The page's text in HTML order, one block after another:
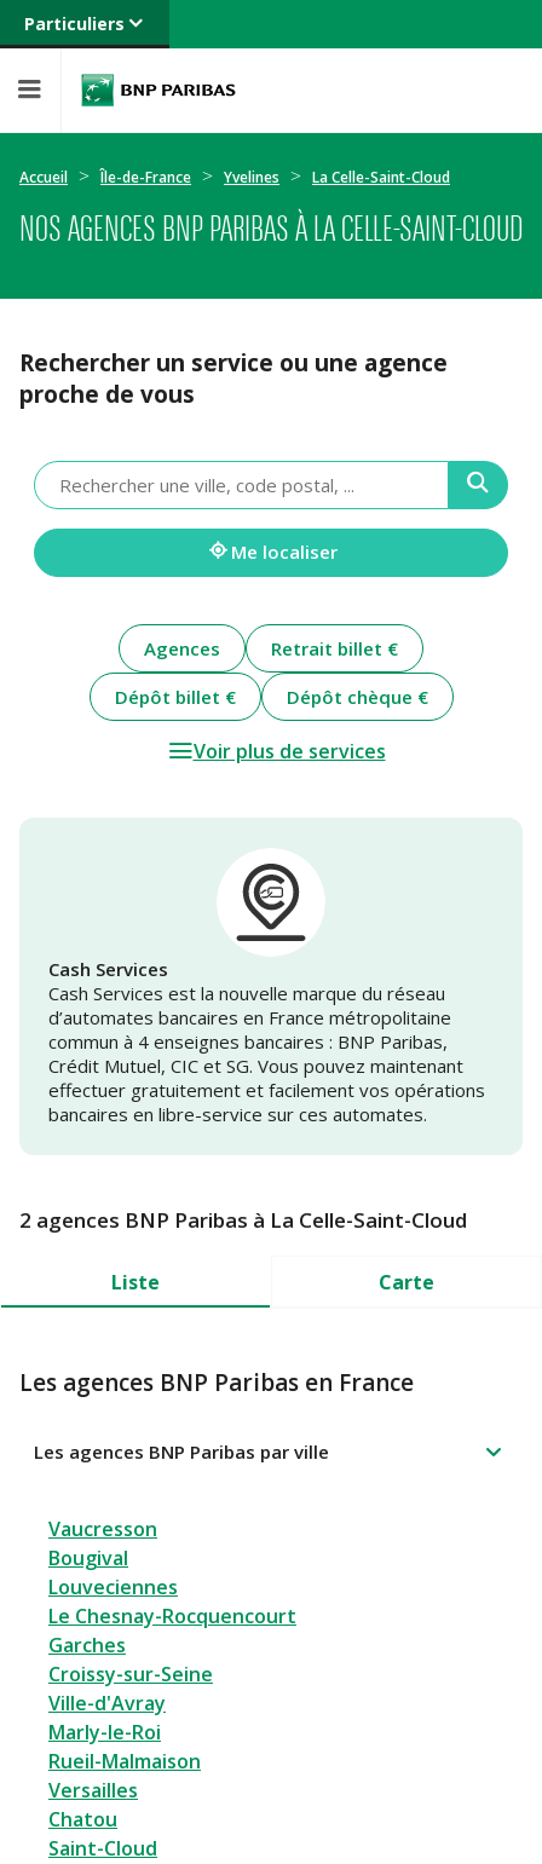
Particuliers
Banque privée
Entreprises
Accueil Île-de-France Yvelines La Celle-Saint-Cloud
NOS AGENCES BNP PARIBAS À LA CELLE-SAINT-CLOUD
Rechercher un service ou une agence
proche de vous
Veuillez
renseigner
une
adresse
Me localiser
Agences
Retrait billet €
Dépôt billet €
Dépôt chèque €
Voir plus de services
Cash Services
Cash Services est la nouvelle marque du réseau
d’automates bancaires en France métropolitaine
commun à 4 enseignes bancaires : BNP Paribas,
Crédit Mutuel, CIC et SG. Vous pouvez maintenant
effectuer gratuitement et facilement vos opérations
bancaires en libre-service sur ces automates.
2 agences BNP Paribas à La Celle-Saint-Cloud
Liste Carte
Les agences BNP Paribas en France
Les agences BNP Paribas par ville
Vaucresson
Bougival
Louveciennes
Le Chesnay-Rocquencourt
Garches
Croissy-sur-Seine
Ville-d'Avray
Marly-le-Roi
Rueil-Malmaison
Versailles
Chatou
Saint-Cloud